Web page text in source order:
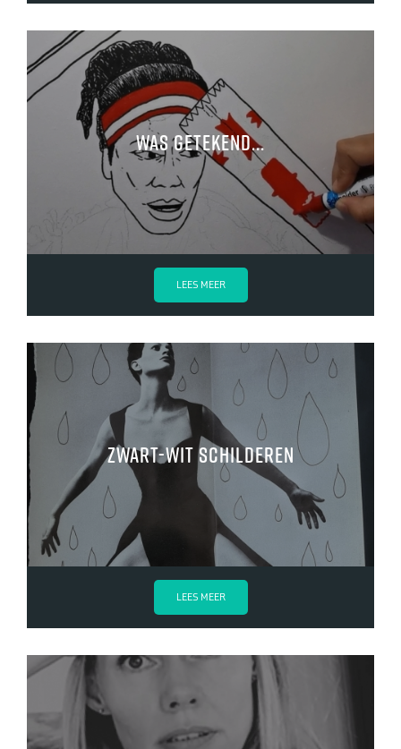
Was getekend...
LEES MEER
Zwart-wit schilderen
LEES MEER